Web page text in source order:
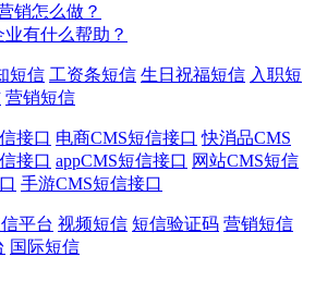
销怎么做？
有什么帮助？
短信 工资条短信 生日祝福短信 入职短
营销短信
接口 电商CMS短信接口 快消品CMS
接口 appCMS短信接口 网站CMS短信
手游CMS短信接口
平台 视频短信 短信验证码 营销短信
国际短信